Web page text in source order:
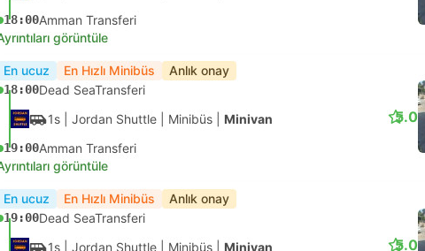
18:00Amman Transferi
görüntüle
En ucuz En Hızlı Minibüs Anlık onay
18:00Dead SeaTransferi
1s | Jordan Shuttle Minibüs Minivan
19:00Amman Transferi
5.0
görüntüle
En ucuz En Hızlı Minibüs Anlık onay
19:00Dead SeaTransferi
1s | Jordan Shuttle Minibüs Minivan 5.0